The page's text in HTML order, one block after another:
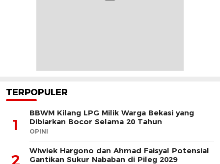
TERPOPULER
1
BBWM Kilang LPG Milik Warga Bekasi yang
Dibiarkan Bocor Selama 20 Tahun
OPINI
2
Wiwiek Hargono dan Ahmad Faisyal Potensial
Gantikan Sukur Nababan di Pileg 2029